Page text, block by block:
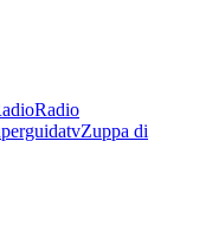
Radio
Zuppa di